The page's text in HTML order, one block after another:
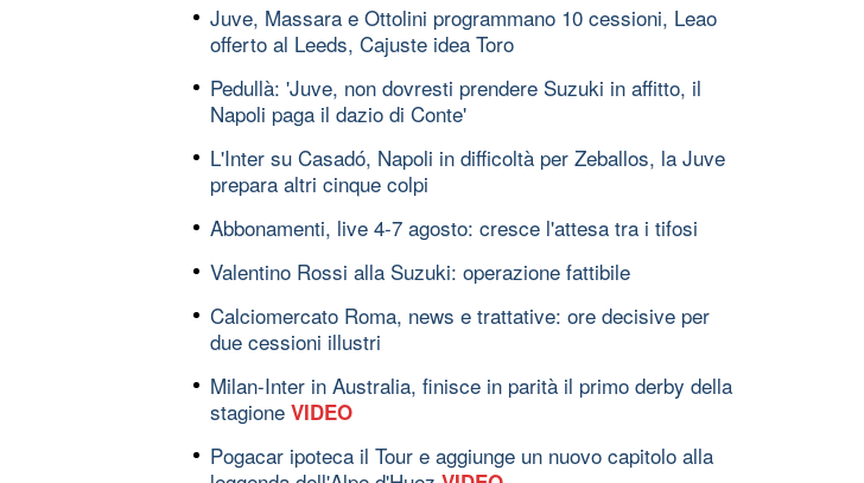
Juve, Massara e Ottolini programmano 10 cessioni, Leao
offerto al Leeds, Cajuste idea Toro
Pedullà: 'Juve, non dovresti prendere Suzuki in affitto, il
Napoli paga il dazio di Conte'
L'Inter su Casadó, Napoli in difficoltà per Zeballos, la Juve
prepara altri cinque colpi
Abbonamenti, live 4-7 agosto: cresce l'attesa tra i tifosi
Valentino Rossi alla Suzuki: operazione fattibile
Calciomercato Roma, news e trattative: ore decisive per
due cessioni illustri
Milan-Inter in Australia, finisce in parità il primo derby della
stagione VIDEO
Pogacar ipoteca il Tour e aggiunge un nuovo capitolo alla